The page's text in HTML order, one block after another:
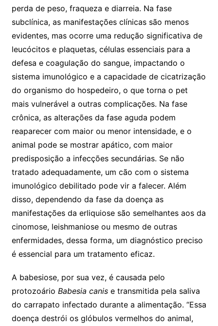
perda de peso, fraqueza e diarreia. Na fase
subclínica, as manifestações clínicas são menos
evidentes, mas ocorre uma redução significativa de
leucócitos e plaquetas, células essenciais para a
defesa e coagulação do sangue, impactando o
sistema imunológico e a capacidade de cicatrização
do organismo do hospedeiro, o que torna o pet
mais vulnerável a outras complicações. Na fase
crônica, as alterações da fase aguda podem
reaparecer com maior ou menor intensidade, e o
animal pode se mostrar apático, com maior
predisposição a infecções secundárias. Se não
tratado adequadamente, um cão com o sistema
imunológico debilitado pode vir a falecer. Além
disso, dependendo da fase da doença as
manifestações da erliquiose são semelhantes aos da
cinomose, leishmaniose ou mesmo de outras
enfermidades, dessa forma, um diagnóstico preciso
é essencial para um tratamento eficaz.
A babesiose, por sua vez, é causada pelo
protozoário Babesia canise transmitida pela saliva
do carrapato infectado durante a alimentação. “Essa
doença destrói os glóbulos vermelhos do animal,